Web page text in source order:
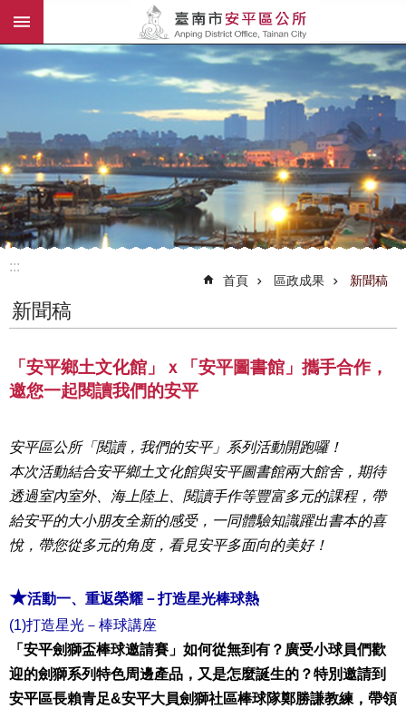
跳到主要內容區塊
:::
首頁 區政成果 新聞稿
新聞稿
「安平鄉土文化館」ｘ「安平圖書館」攜手合作，
邀您一起閱讀我們的安平
安平區公所「閱讀，我們的安平」系列活動開跑囉！
本次活動結合安平鄉土文化館與安平圖書館兩大館舍，期待
透過室內室外、海上陸上、閱讀手作等豐富多元的課程，帶
給安平的大小朋友全新的感受，一同體驗知識躍出書本的喜
悅，帶您從多元的角度，看見安平多面向的美好！
★活動一、重返榮耀－打造星光棒球熱
(1)打造星光－棒球講座
「安平劍獅盃棒球邀請賽」如何從無到有？廣受小球員們歡
迎的劍獅系列特色周邊產品，又是怎麼誕生的？特別邀請到
安平區長賴青足&安平大員劍獅社區棒球隊鄭勝謙教練，帶領